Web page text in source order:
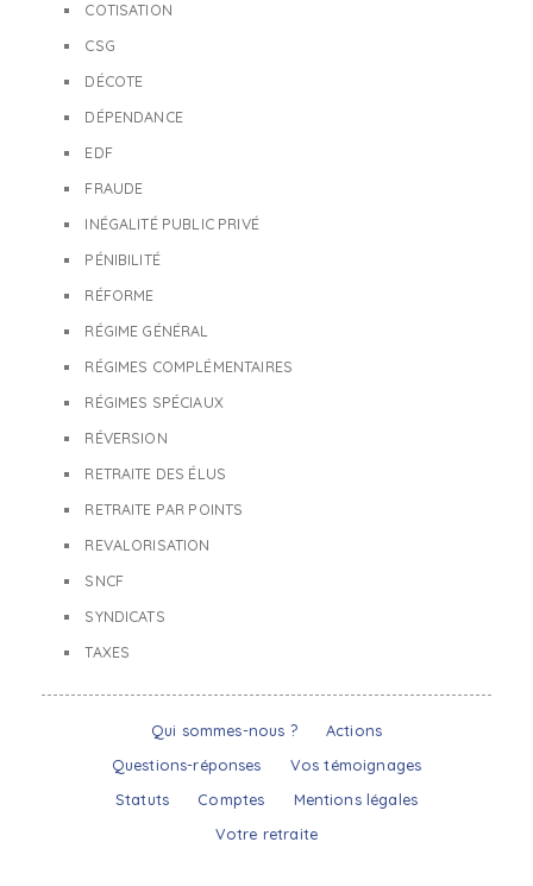
COTISATION
CSG
DÉCOTE
DÉPENDANCE
EDF
FRAUDE
INÉGALITÉ PUBLIC PRIVÉ
PÉNIBILITÉ
RÉFORME
RÉGIME GÉNÉRAL
RÉGIMES COMPLÉMENTAIRES
RÉGIMES SPÉCIAUX
RÉVERSION
RETRAITE DES ÉLUS
RETRAITE PAR POINTS
REVALORISATION
SNCF
SYNDICATS
TAXES
Qui sommes-nous ?
Actions
Questions-réponses
Vos témoignages
Statuts
Comptes
Mentions légales
Votre retraite